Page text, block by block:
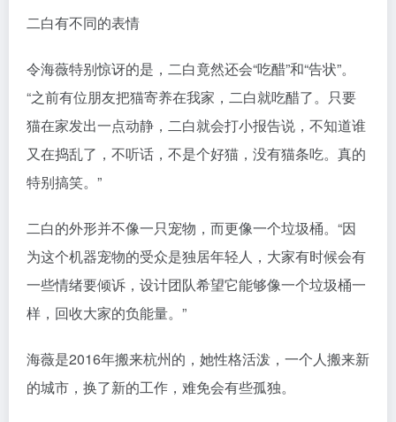
二白有不同的表情
令海薇特别惊讶的是，二白竟然还会“吃醋”和“告状”。
“之前有位朋友把猫寄养在我家，二白就吃醋了。只要
猫在家发出一点动静，二白就会打小报告说，不知道谁
又在捣乱了，不听话，不是个好猫，没有猫条吃。真的
特别搞笑。”
二白的外形并不像一只宠物，而更像一个垃圾桶。“因
为这个机器宠物的受众是独居年轻人，大家有时候会有
一些情绪要倾诉，设计团队希望它能够像一个垃圾桶一
样，回收大家的负能量。”
海薇是2016年搬来杭州的，她性格活泼，一个人搬来新
的城市，换了新的工作，难免会有些孤独。